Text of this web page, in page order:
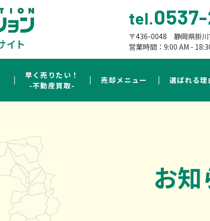
tel.
〒436-0048 静岡県掛川
営業時間：9:00 AM -
早く売りたい！
-不動産買取-
売却メニュー 選ばれる理
お知